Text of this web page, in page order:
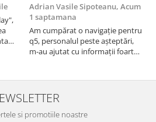
Adrian Vasile Sipoteanu, Acum
1 saptamana
Am cumpărat o navigație pentru
q5, personalul peste așteptări,
m-au ajutat cu informații foarte
serviabili, livrare rapidă, suport
tehnic, totul impecabil, o să revin
la ei și pentru vi...
si promotiile noastre